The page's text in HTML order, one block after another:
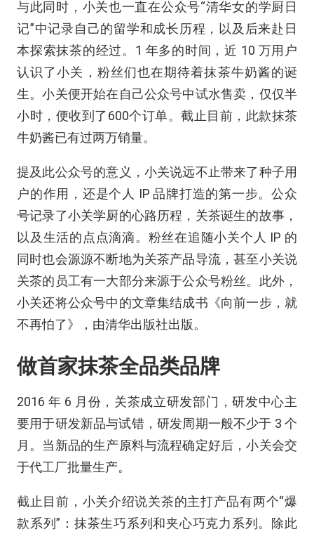
与此同时，小关也一直在公众号“清华女的学厨日
记”中记录自己的留学和成长历程，以及后来赴日
本探索抹茶的经过。 1 年多的时间，近 10 万用户
认识了小关，粉丝们也在期待着抹茶牛奶酱的诞
生。小关便开始在自己公众号中试水售卖，仅仅半
小时，便收到了600个订单。截止目前，此款抹茶
牛奶酱已有过两万销量。
提及此公众号的意义，小关说远不止带来了种子用
户的作用，还是个人 IP 品牌打造的第一步。公众
号记录了小关学厨的心路历程，关茶诞生的故事，
以及生活的点点滴滴。粉丝在追随小关个人 IP 的
同时也会源源不断地为关茶产品导流，甚至小关说
关茶的员工有一大部分来源于公众号粉丝。此外，
小关还将公众号中的文章集结成书《向前一步，就
不再怕了》，由清华出版社出版。
做首家抹茶全品类品牌
2016 年 6 月份，关茶成立研发部门，研发中心主
要用于研发新品与试错，研发周期一般不少于 3个
月。当新品的生产原料与流程确定好后，小关会交
于代工厂批量生产。
截止目前，小关介绍说关茶的主打产品有两个“爆
款系列”：抹茶生巧系列和夹心巧克力系列。除此